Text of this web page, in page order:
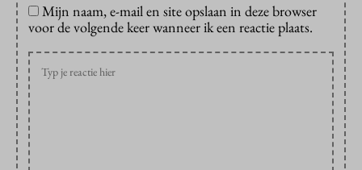
Mijn naam, e-mail en site opslaan in deze browser
voor de volgende keer wanneer ik een reactie plaats.